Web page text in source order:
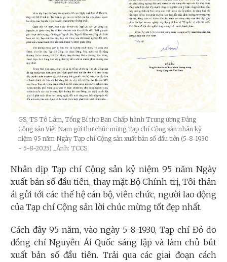
GS, TS Tô Lâm, Tổng Bí thư Ban Chấp hành Trung ương Đảng
Cộng sản Việt Nam gửi thư chúc mừng Tạp chí Cộng sản nhân kỷ
niệm 95 năm Ngày Tạp chí Cộng sản xuất bản số đầu tiên (5-8-1930
- 5-8-2025)
_Ảnh: TCCS
Nhân dịp Tạp chí Cộng sản kỷ niệm 95 năm Ngày
xuất bản số đầu tiên, thay mặt Bộ Chính trị, Tôi thân
ái gửi tới các thế hệ cán bộ, viên chức, người lao động
của Tạp chí Cộng sản lời chúc mừng tốt đẹp nhất.
Cách đây 95 năm, vào ngày 5-8-1930, Tạp chí Đỏ do
đồng chí Nguyễn Ái Quốc sáng lập và làm chủ bút
xuất bản số đầu tiên. Trải qua các giai đoạn cách